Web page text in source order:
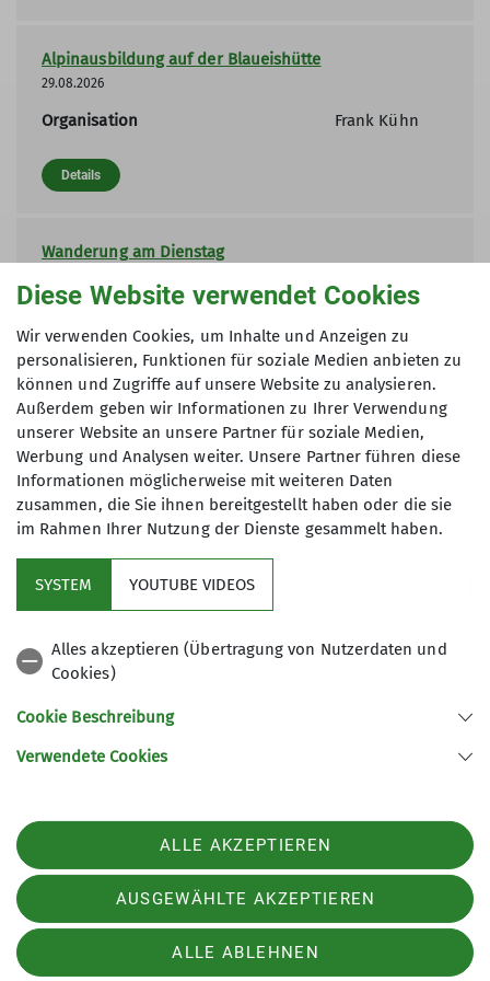
weiter Kreuznacher Weg führt. Dadurch werden
die jeweils schweren Einstiegsmeter der
beiden Routen ‚umgangen‘.
Geschichtliches zu den Kletterrouten
Alpinausbildung auf der Blaueishütte
29.08.2026
Organisation Frank Kühn
Details
Wanderung am Dienstag
Details
Rotenfelstreff
04.09.2026
Status frei
Details
55501 Bad Kreuznach
Telefon +4915123379397
Datenschutz-Einstellungen
Datenschutz
Diese Website verwendet Cookies
Wir verwenden Cookies, um Inhalte und Anzeigen zu
personalisieren, Funktionen für soziale Medien anbieten zu
können und Zugriffe auf unsere Website zu analysieren.
Außerdem geben wir Informationen zu Ihrer Verwendung
unserer Website an unsere Partner für soziale Medien,
Werbung und Analysen weiter. Unsere Partner führen diese
Informationen möglicherweise mit weiteren Daten
zusammen, die Sie ihnen bereitgestellt haben oder die sie
im Rahmen Ihrer Nutzung der Dienste gesammelt haben.
SYSTEM YOUTUBE VIDEOS
Alles akzeptieren (Übertragung von Nutzerdaten und
Cookies)
Cookie Beschreibung
Verwendete Cookies
ALLE AKZEPTIEREN
AUSGEWÄHLTE AKZEPTIEREN
ALLE ABLEHNEN